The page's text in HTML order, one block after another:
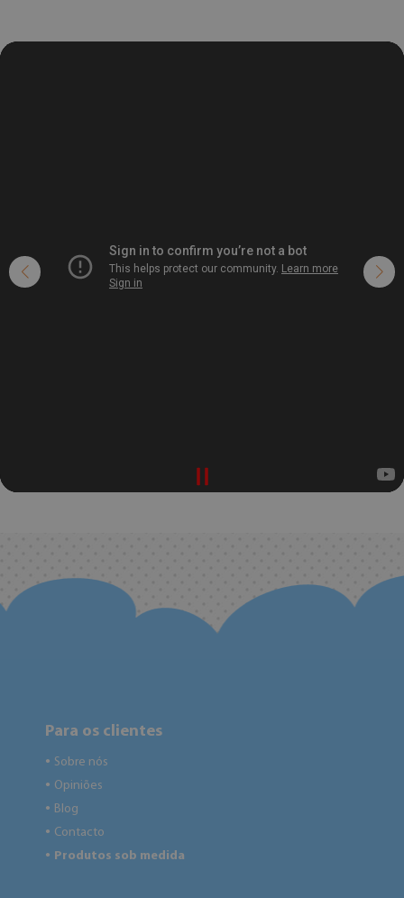
Para os clientes
● Sobre nós
● Opiniões
● Blog
● Contacto
● Produtos sob medida